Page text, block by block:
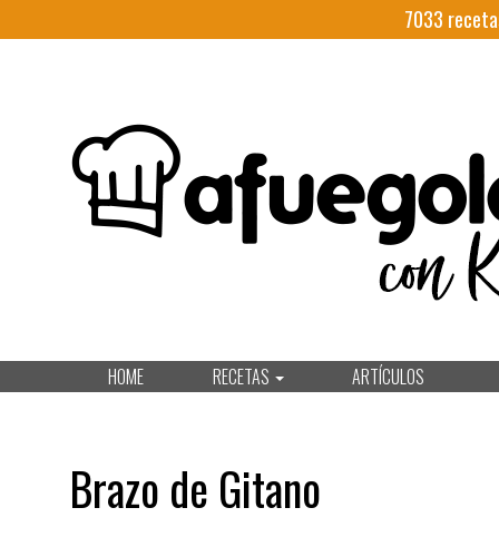
7033
HOME RECETAS ARTÍCULOS
Brazo de Gitano